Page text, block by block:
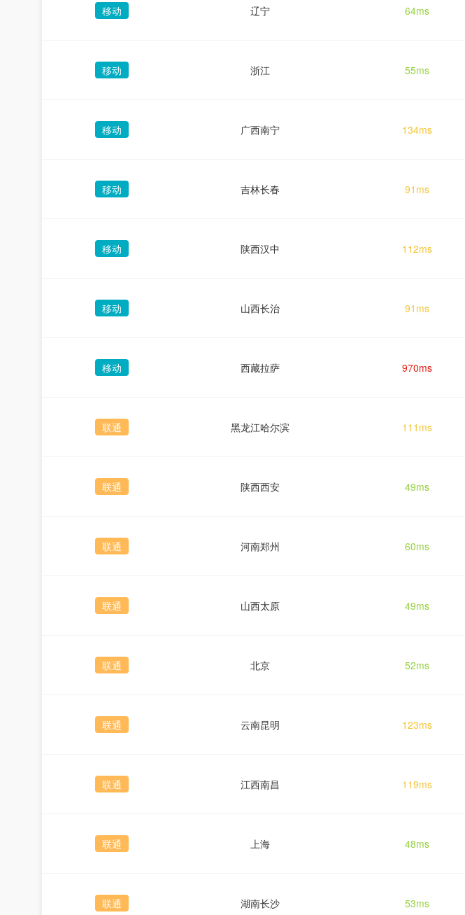
移动 辽宁 64ms
移动 浙江 55ms
移动 广西南宁 134ms
移动 吉林长春 91ms
移动 陕西汉中 112ms
移动 山西长治 91ms
移动 西藏拉萨 970ms
联通 黑龙江哈尔滨 111ms
联通 陕西西安 49ms
联通 河南郑州 60ms
联通 山西太原 49ms
联通 北京 52ms
联通 云南昆明 123ms
联通 江西南昌 119ms
联通 上海 48ms
联通 湖南长沙 53ms